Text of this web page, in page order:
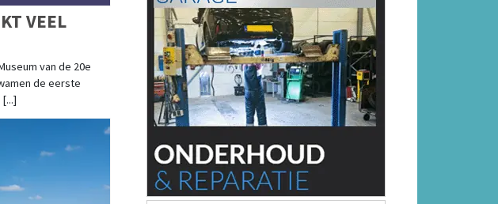
VEEL
van de 20e
de eerste